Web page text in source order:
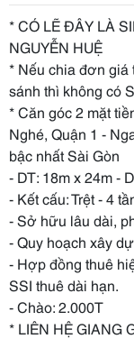
* CÓ LẼ ĐÂY LÀ
NGUYỄN HUỆ
* Nếu chia đơn
sánh thì không có
* Căn góc 2 mặt
Nghé, Quận 1 -
bậc nhất Sài Gòn
- DT: 18m x 24m -
- Kết cấu: Trệt - 4
- Sở hữu lâu dài,
- Quy hoạch xây
- Hợp đồng thuê
SSI thuê dài hạn.
- Chào: 2.000T
* LIÊN HỆ GIANG